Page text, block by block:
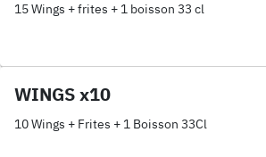
15 Wings + frites + 1 boisson 33 cl
WINGS x10
10 Wings + Frites + 1 Boisson 33Cl